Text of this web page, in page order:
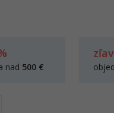
nad 500 €